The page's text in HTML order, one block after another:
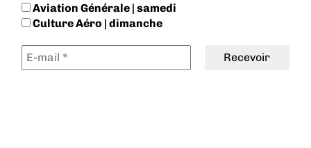
Aviation Générale | samedi
Culture Aéro | dimanche